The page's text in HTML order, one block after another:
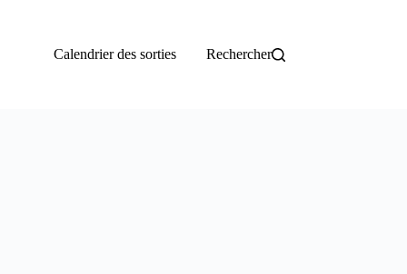
Calendrier des sorties Rechercher